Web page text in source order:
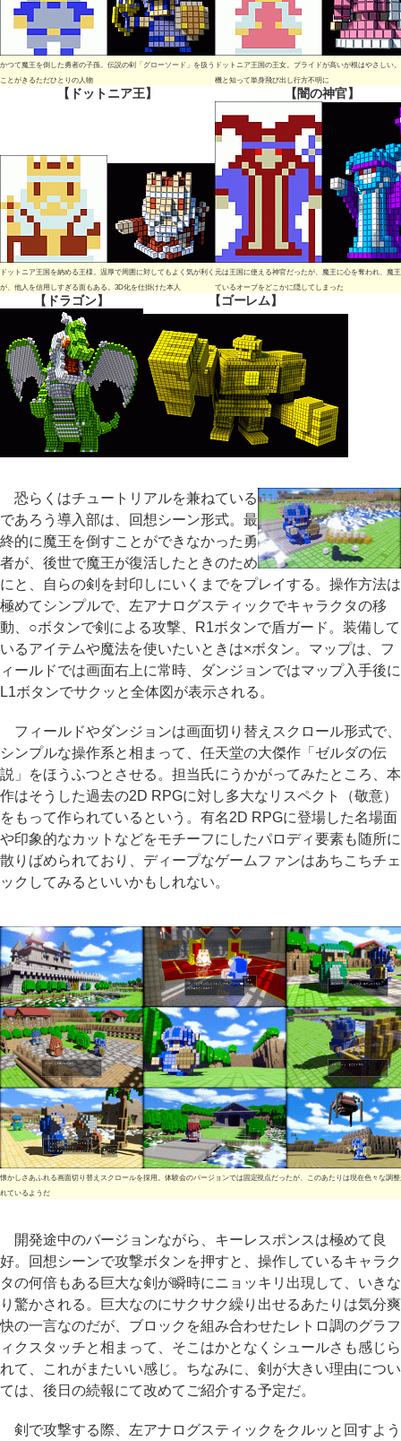
かつて魔王を倒した勇者の子孫。伝説の剣「グローソード」を扱う
ことがきるただひとりの人物
ドットニア王国の王女。プライドが高いが根はやさしい
機と知って単身飛び出し行方不明に
【ドットニア王】 【闇の神官】
ドットニア王国を納める王様。温厚で周囲に対してもよく気が利く
が、他人を信用しすぎる面もある。3D化を仕掛けた本人
元は王国に使える神官だったが、魔王に心を奪われ、魔
ているオーブをどこかに隠してしまった
【ドラゴン】 【ゴーレム】
恐らくはチュートリアルを兼ねている
であろう導入部は、回想シーン形式。最
終的に魔王を倒すことができなかった勇
者が、後世で魔王が復活したときのため
にと、自らの剣を封印しにいくまでをプレイする。操作方法は
極めてシンプルで、左アナログスティックでキャラクタの移
動、○ボタンで剣による攻撃、R1ボタンで盾ガード。装備して
いるアイテムや魔法を使いたいときは×ボタン。マップは、フ
ィールドでは画面右上に常時、ダンジョンではマップ入手後に
L1ボタンでサクッと全体図が表示される。
フィールドやダンジョンは画面切り替えスクロール形式で、
シンプルな操作系と相まって、任天堂の大傑作「ゼルダの伝
説」をほうふつとさせる。担当氏にうかがってみたところ、本
作はそうした過去の2D RPGに対し多大なリスペクト（敬意）
をもって作られているという。有名2D RPGに登場した名場面
や印象的なカットなどをモチーフにしたパロディ要素も随所に
散りばめられており、ディープなゲームファンはあちこちチェ
ックしてみるといいかもしれない。
懐かしさあふれる画面切り替えスクロールを採用。体験会のバージョンでは固定視点だったが、このあたりは現在色々な調
れているようだ
開発途中のバージョンながら、キーレスポンスは極めて良
好。回想シーンで攻撃ボタンを押すと、操作しているキャラク
タの何倍もある巨大な剣が瞬時にニョッキリ出現して、いきな
り驚かされる。巨大なのにサクサク繰り出せるあたりは気分爽
快の一言なのだが、ブロックを組み合わせたレトロ調のグラフ
ィクスタッチと相まって、そこはかとなくシュールさも感じら
れて、これがまたいい感じ。ちなみに、剣が大きい理由につい
ては、後日の続報にて改めてご紹介する予定だ。
剣で攻撃する際、左アナログスティックをクルッと回すよう